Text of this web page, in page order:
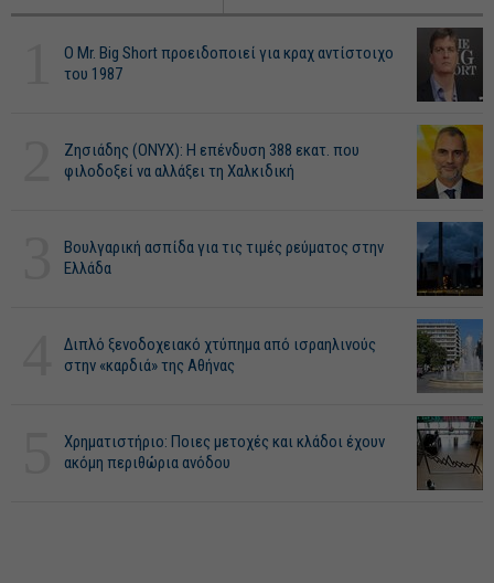
O Mr. Big Short προειδοποιεί για κραχ αντίστοιχο
του 1987
Ζησιάδης (ONYX): Η επένδυση 388 εκατ. που
φιλοδοξεί να αλλάξει τη Χαλκιδική
Βουλγαρική ασπίδα για τις τιμές ρεύματος στην
Ελλάδα
Διπλό ξενοδοχειακό χτύπημα από ισραηλινούς
στην «καρδιά» της Αθήνας
Χρηματιστήριο: Ποιες μετοχές και κλάδοι έχουν
ακόμη περιθώρια ανόδου